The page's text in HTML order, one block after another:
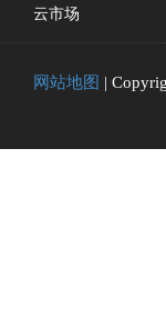
云市场
网站地图 |